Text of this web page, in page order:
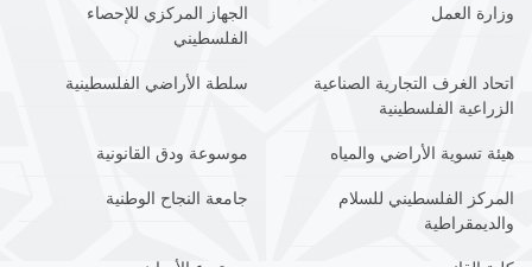
وزارة العمل
الجهاز المركزي للإحصاء
الفلسطيني
اتحاد الغرف التجارية الصناعية
الزراعية الفلسطينية
سلطة الأراضي الفلسطينية
هيئة تسوية الأراضي والمياه موسوعة ودق القانونية
المركز الفلسطيني للسلام
والديمقراطية
جامعة النجاح الوطنية